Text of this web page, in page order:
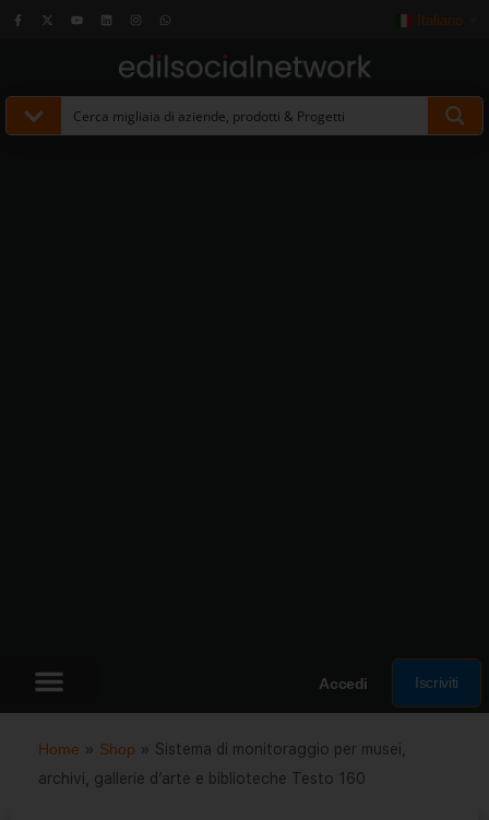
Italiano
Accedi Iscriviti
Home » Shop » Sistema di monitoraggio per musei,
archivi, gallerie d’arte e biblioteche Testo 160